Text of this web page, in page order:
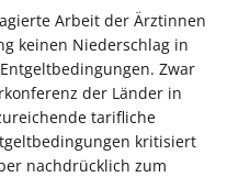
Arbeit der Ärztinnen
keinen Niederschlag in
Zwar
der Länder in
tarifliche
kritisiert
nachdrücklich zum